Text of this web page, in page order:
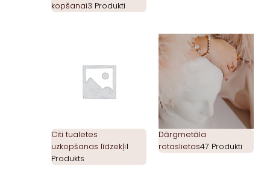
kopšanai3 Produkti
Citi tualetes
uzkopšanas līdzekļi1
Produkts
Dārgmetāla
rotaslietas47 Produkti